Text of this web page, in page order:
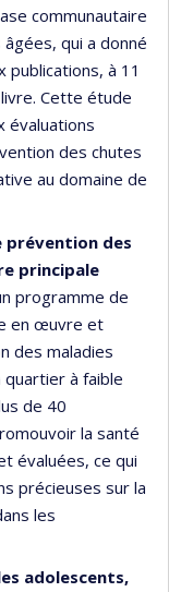
communautaire
qui a donné
à 11
Cette étude
évaluations
des chutes
au domaine de
prévention des
principale
programme de
en œuvre et
des maladies
quartier à faible
de 40
la santé
évaluées, ce qui
précieuses sur la
les
adolescents,